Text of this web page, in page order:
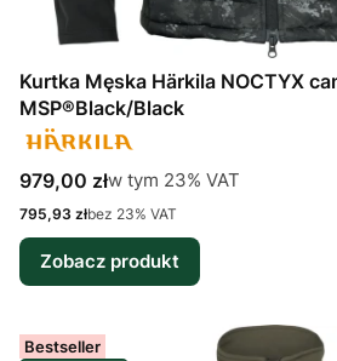
Kurtka Męska Härkila NOCTYX
MSP®Black/Black
Cena brutto
979,00 złw tym %s VAT
w tym 23% VAT
Cena netto
795,93 złbez 23% VAT
Zobacz produkt
Bestseller